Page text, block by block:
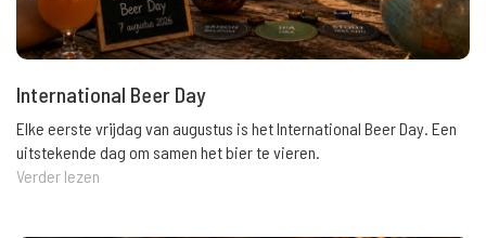
International Beer Day
Elke eerste vrijdag van augustus is het International Beer Day. Een
uitstekende dag om samen het bier te vieren.
Verder lezen